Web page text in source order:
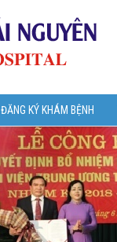
ĐĂNG KÝ KHÁM BỆNH